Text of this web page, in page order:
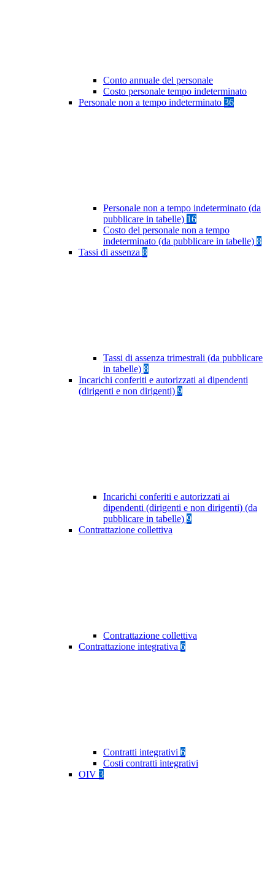
Conto annuale del personale
Costo personale tempo indeterminato
Personale non a tempo indeterminato 36
Personale non a tempo indeterminato (da
pubblicare in tabelle) 16
Costo del personale non a tempo
indeterminato (da pubblicare in tabelle) 8
Tassi di assenza 8
Tassi di assenza trimestrali (da pubblicare
in tabelle) 8
Incarichi conferiti e autorizzati ai dipendenti
(dirigenti e non dirigenti) 9
Incarichi conferiti e autorizzati ai
dipendenti (dirigenti e non dirigenti) (da
pubblicare in tabelle) 9
Contrattazione collettiva
Contrattazione collettiva
Contrattazione integrativa 6
Contratti integrativi 6
Costi contratti integrativi
OIV 3